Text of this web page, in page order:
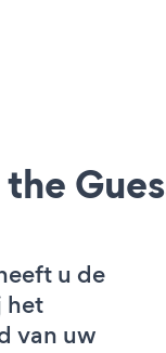
the
u de
het
van uw